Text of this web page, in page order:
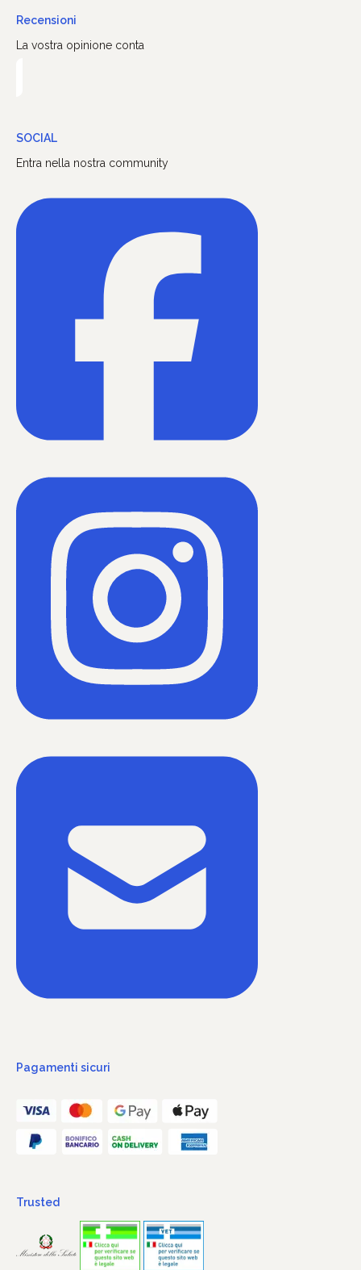
Recensioni
La vostra opinione conta
SOCIAL
Entra nella nostra community
Pagamenti sicuri
Trusted